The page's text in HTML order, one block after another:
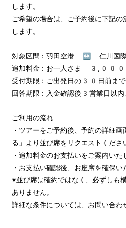
します。
ご希望の場合は、ご予約後に下記
します。
対象区間：羽田空港 ↔︎ 仁川国
追加料金：お一人さま 3,000円
受付期限：ご出発日の30日前まで
回答期限：入金確認後3営業日以内
ご利用の流れ
・ツアーをご予約後、予約の詳細
る」より並び席をリクエストくださ
・追加料金のお支払いをご案内いた
・お支払い確認後、お座席を確保い
※並び席は確約ではなく、必ずしも
ありません。
詳細な条件については、お問い合わ